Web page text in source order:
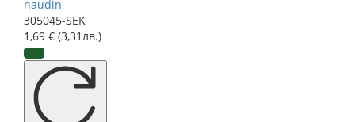
naudin
305045-SEK
1,69 € (3,31лв.)